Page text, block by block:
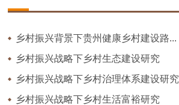
乡村振兴背景下贵州健康乡村建设路...
乡村振兴战略下乡村生态建设研究
乡村振兴战略下乡村治理体系建设研究
乡村振兴战略下乡村生活富裕研究